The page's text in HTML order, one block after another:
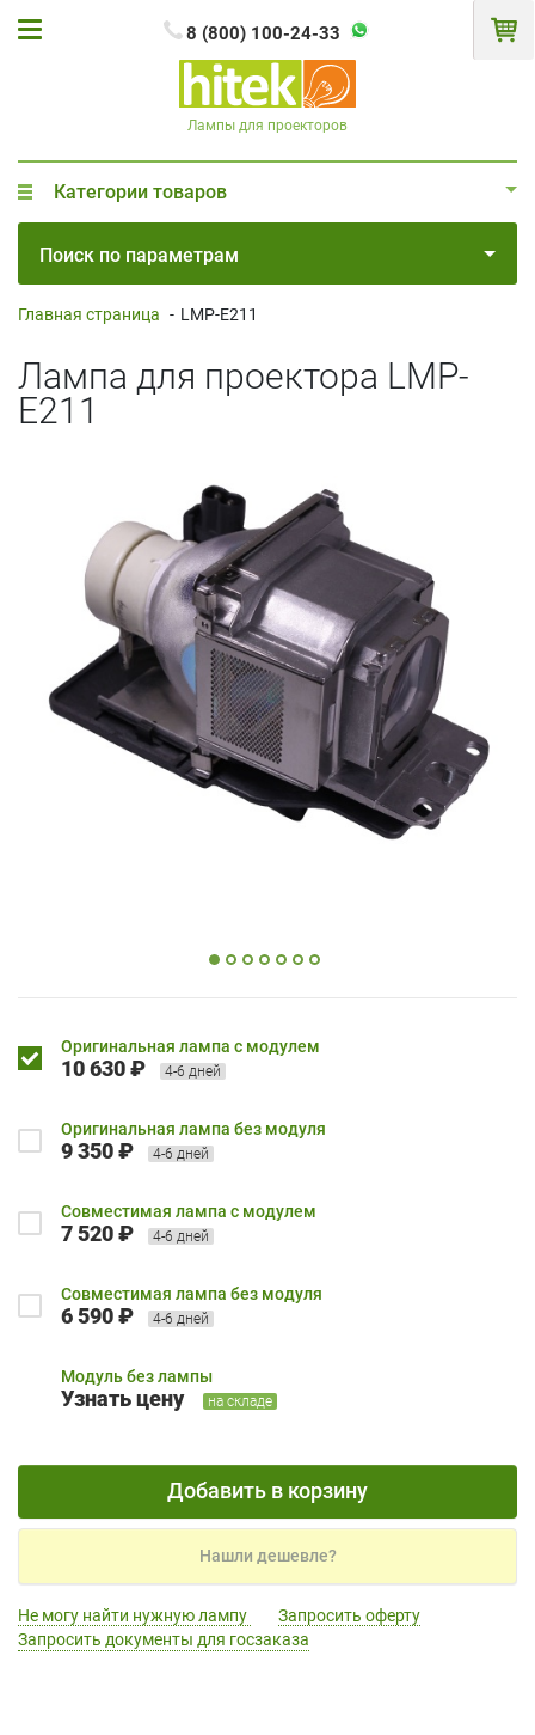
8 (800) 100-24-33
Лампы для проекторов
Категории товаров
Поиск по параметрам
Главная страница - LMP-E211
Лампа для проектора LMP-
E211
Оригинальная лампа с модулем
10 630 ₽ 4-6 дней
Оригинальная лампа без модуля
9 350 ₽ 4-6 дней
Совместимая лампа с модулем
7 520 ₽ 4-6 дней
Совместимая лампа без модуля
6 590 ₽ 4-6 дней
Модуль без лампы
Узнать цену на складе
Добавить в корзину
Нашли дешевле?
Не могу найти нужную лампу
Запросить оферту
Запросить документы для госзаказа